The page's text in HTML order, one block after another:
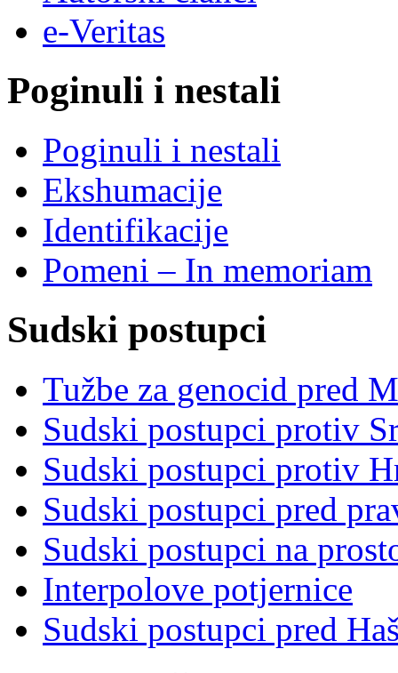
e-Veritas
Poginuli i nestali
Poginuli i nestali
Ekshumacije
Identifikacije
Pomeni – In memoriam
Sudski postupci
Tužbe za genocid pred
Sudski postupci protiv
Sudski postupci protiv
Sudski postupci pred
Sudski postupci na
Interpolove potjernice
Sudski postupci pred